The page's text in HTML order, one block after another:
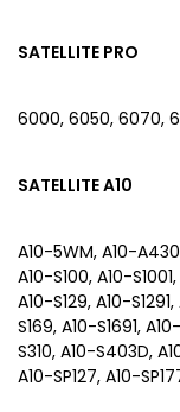
SATELLITE PRO
6000, 6050, 6070,
SATELLITE A10
A10-5WM, A10-
A10-S100, A10-
A10-S129, A10-
S169, A10-S1691,
S310, A10-S403D,
A10-SP127, A10-